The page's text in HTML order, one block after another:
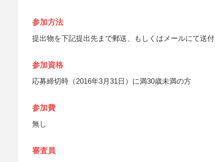
参加方法
提出物を下記提出先まで郵送、もしくはメールにて送付
参加資格
応募締切時（2016年3月31日）に満30歳未満の方
参加費
無し
審査員